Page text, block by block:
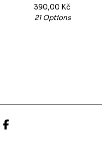
390,00 Kč
21 Options